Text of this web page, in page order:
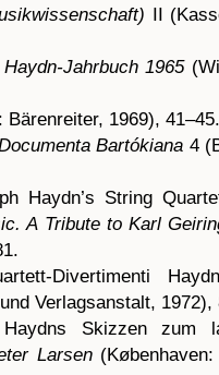
II
Haydn-Jahrbuch 1965
1969), 41–45.
Bartókiana 4
Haydn’s String
A Tribute to Karl
Divertimenti
Verlagsanstalt, 1972),
Skizzen zum
Larsen(Københaven: